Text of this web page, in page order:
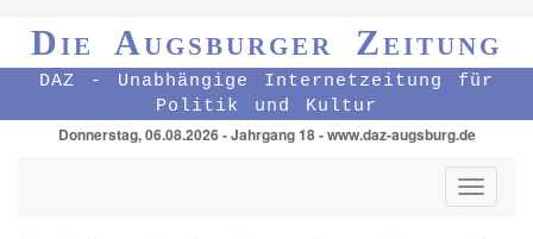
Die Augsburger Zeitung
DAZ - Unabhängige Internetzeitung für
Politik und Kultur
Donnerstag, 06.08.2026 - Jahrgang 18 - www.daz-augsburg.de
Toggle